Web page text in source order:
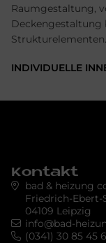
Raumgestaltung,
Deckengestaltung
Strukturelementen.
INDIVIDUELLE
Kontakt
bad & heizung
Friedrich-Ebert-
04109 Leipzig
info@bad-
(0341) 30 85 45